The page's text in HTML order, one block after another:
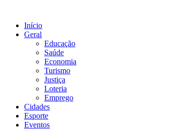
conteúdo
Início
Geral
Educação
Saúde
Economia
Turismo
Justiça
Loteria
Emprego
Cidades
Esporte
Eventos